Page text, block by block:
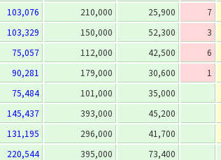
103,076 210,000 25,900 7
103,329 150,000 52,300 3
75,057 112,000 42,500 6
90,281 179,000 30,600 1
75,484 101,000 35,000
145,437 393,000 45,200
131,195 296,000 41,700
220,544 395,000 73,400